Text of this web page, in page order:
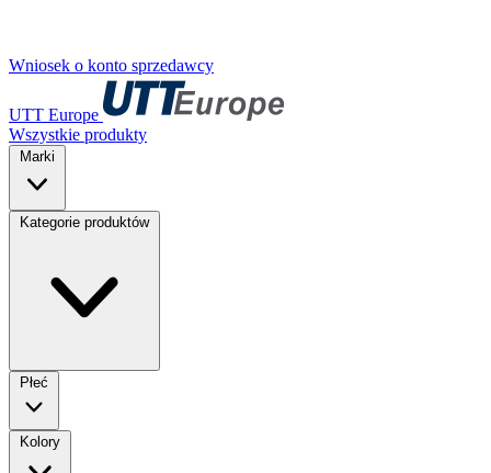
Wniosek o konto sprzedawcy
UTT Europe
Wszystkie produkty
Marki
Kategorie produktów
Płeć
Kolory